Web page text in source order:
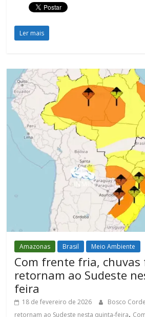
Ler mais
Amazonas Brasil Meio Ambiente
Com frente fria, chuvas
retornam ao Sudeste
feira
18 de fevereiro de 2026 Bosco
retornam ao Sudeste nesta quinta-feira,